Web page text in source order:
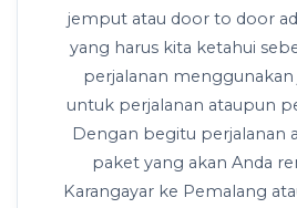
jemput atau door to door
yang harus kita ketahui
perjalanan menggunakan
untuk perjalanan ataupun
Dengan begitu perjalanan
paket yang akan Anda
Karangayar ke Pemalang